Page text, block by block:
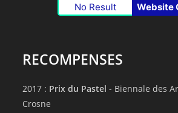
No Result Website
RECOMPENSES
2017 : Prix du Pastel - Biennale des
Crosne